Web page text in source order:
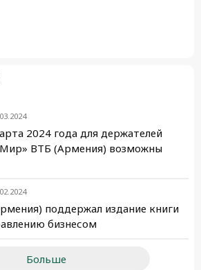
2024 года для держателей
ВТБ (Армения) возможны
поддержал издание книги
бизнесом
Больше